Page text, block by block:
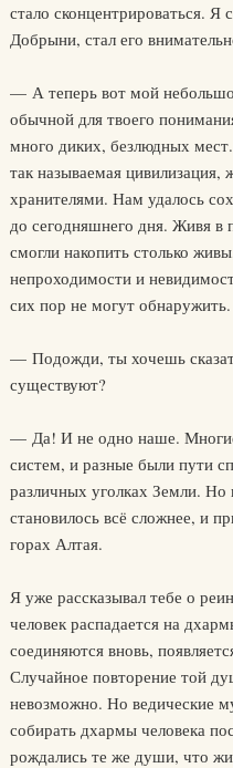
стало сконцентрироваться. Я
Добрыни, стал его
— А теперь вот мой
обычной для твоего
много диких, безлюдных
так называемая
хранителями. Нам удалось
до сегодняшнего дня. Живя
смогли накопить столько
непроходимости и
сих пор не могут обнаружить.
— Подожди, ты хочешь
существуют?
— Да! И не одно наше.
систем, и разные были пути
различных уголках Земли.
становилось всё сложнее, и
горах Алтая.
Я уже рассказывал тебе о
человек распадается на
соединяются вновь,
Случайное повторение той
невозможно. Но ведические
собирать дхармы человека
рождались те же души, что